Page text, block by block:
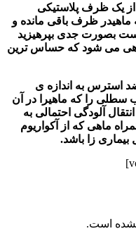
از یک ظرف پلاستیکی
ماهیدر ظرف باقی مانده و
بصورت جدی بپرهیزید
می شود که حساس ترین
ضد استرس به اندازه ی
سطلی را که ماهیرا در آن
آلودگی احتمالی به
ماهی که از
آکواریوم
زا باشد.
است.